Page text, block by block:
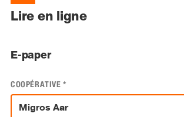
Lire en ligne
E-paper
COOPÉRATIVE *